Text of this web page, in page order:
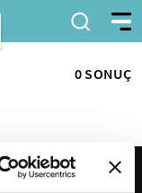
0 SONUÇ